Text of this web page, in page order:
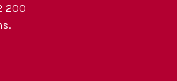
200